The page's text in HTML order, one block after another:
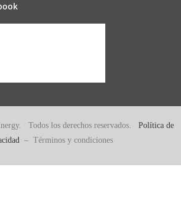
Todos los derechos reservados. Política de
– Términos y condiciones